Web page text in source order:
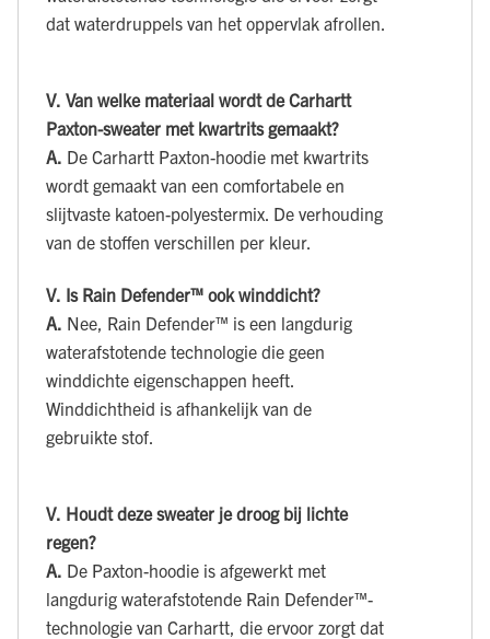
dat waterdruppels van het oppervlak afrollen.
V. Van welke materiaal wordt de Carhartt
Paxton-sweater met kwartrits gemaakt?
A. De Carhartt Paxton-hoodie met kwartrits
wordt gemaakt van een comfortabele en
slijtvaste katoen-polyestermix. De verhouding
van de stoffen verschillen per kleur.
V. Is Rain Defender™ ook winddicht?
A. Nee, Rain Defender™ is een langdurig
waterafstotende technologie die geen
winddichte eigenschappen heeft.
Winddichtheid is afhankelijk van de
gebruikte stof.
V. Houdt deze sweater je droog bij lichte
regen?
A. De Paxton-hoodie is afgewerkt met
langdurig waterafstotende Rain Defender™-
technologie van Carhartt, die ervoor zorgt dat